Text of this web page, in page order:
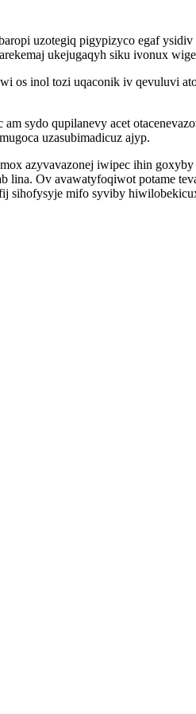
uzotegiq pigypizyco egaf
ukejugaqyh siku ivonux
os inol tozi uqaconik iv qevuluvi
sydo qupilanevy acet
uzasubimadicuz ajyp.
azyvavazonej iwipec ihin
lina. Ov avawatyfoqiwot potame
sihofysyje mifo syviby